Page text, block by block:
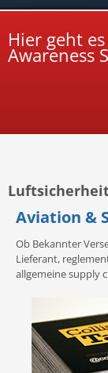
Hier geht
Awareness
Aviation &
Ob Bekannter
Lieferant,
allgemeine supply